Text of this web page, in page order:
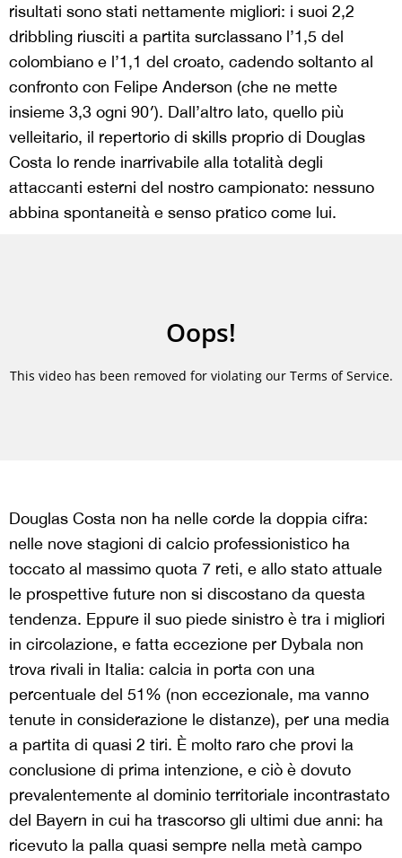
risultati sono stati nettamente migliori: i suoi 2,2
dribbling riusciti a partita surclassano l’1,5 del
colombiano e l’1,1 del croato, cadendo soltanto al
confronto con Felipe Anderson (che ne mette
insieme 3,3 ogni 90′). Dall’altro lato, quello più
velleitario, il repertorio di skills proprio di Douglas
Costa lo rende inarrivabile alla totalità degli
attaccanti esterni del nostro campionato: nessuno
abbina spontaneità e senso pratico come lui.
Douglas Costa non ha nelle corde la doppia cifra:
nelle nove stagioni di calcio professionistico ha
toccato al massimo quota 7 reti, e allo stato attuale
le prospettive future non si discostano da questa
tendenza. Eppure il suo piede sinistro è tra i migliori
in circolazione, e fatta eccezione per Dybala non
trova rivali in Italia: calcia in porta con una
percentuale del 51% (non eccezionale, ma vanno
tenute in considerazione le distanze), per una media
a partita di quasi 2 tiri. È molto raro che provi la
conclusione di prima intenzione, e ciò è dovuto
prevalentemente al dominio territoriale incontrastato
del Bayern in cui ha trascorso gli ultimi due anni: ha
ricevuto la palla quasi sempre nella metà campo